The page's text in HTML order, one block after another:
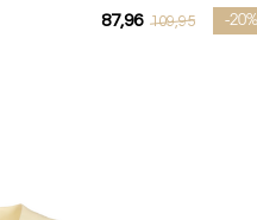
87,96 109,95 -